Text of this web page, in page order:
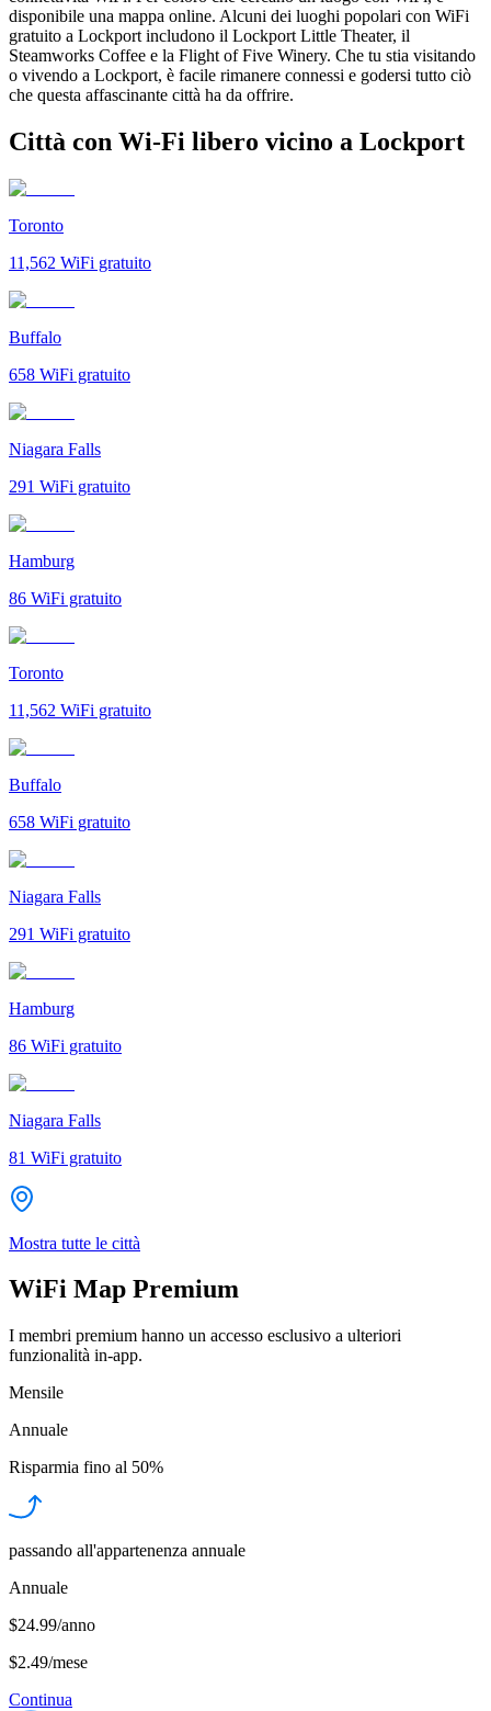
disponibile una mappa online. Alcuni dei luoghi popolari con WiFi
gratuito a Lockport includono il Lockport Little Theater, il
Steamworks Coffee e la Flight of Five Winery. Che tu stia visitando
o vivendo a Lockport, è facile rimanere connessi e godersi tutto ciò
che questa affascinante città ha da offrire.
Città con Wi-Fi libero vicino a Lockport
Toronto
11,562 WiFi gratuito
Buffalo
658 WiFi gratuito
Niagara Falls
291 WiFi gratuito
Hamburg
86 WiFi gratuito
Toronto
11,562 WiFi gratuito
Buffalo
658 WiFi gratuito
Niagara Falls
291 WiFi gratuito
Hamburg
86 WiFi gratuito
Niagara Falls
81 WiFi gratuito
Mostra tutte le città
WiFi Map Premium
I membri premium hanno un accesso esclusivo a ulteriori
funzionalità in-app.
Mensile
Annuale
Risparmia fino al 50%
passando all'appartenenza annuale
Annuale
$24.99/anno
$2.49/mese
Continua